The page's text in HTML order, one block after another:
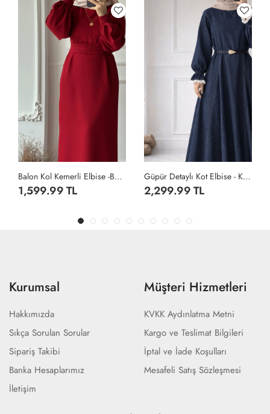
2,299.99 TL
Alin Elbise - Siyah
959.99 TL
Kurumsal
Hakkımızda
Sıkça Sorulan Sorular
Sipariş Takibi
Banka Hesaplarımız
İletişim
Müşteri Hizmetleri
KVKK Aydınlatma Metni
Kargo ve Teslimat Bilgileri
İptal ve İade Koşulları
Mesafeli Satış Sözleşmesi